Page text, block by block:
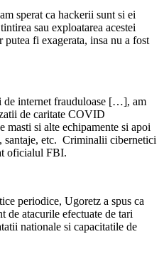
sperat ca hackerii sunt si ei
sau exploatarea acestei
fi exagerata, insa nu a fost
de internet frauduloase […], am
de caritate COVID
masti si alte echipamente si apoi
etc. Criminalii cibernetici
oficialul FBI.
periodice, Ugoretz a spus ca
de atacurile efectuate de tari
nationale si capacitatile de